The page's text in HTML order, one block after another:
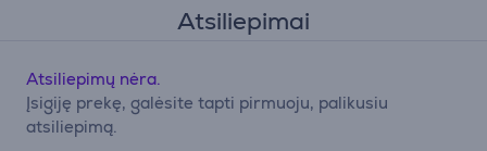
Atsiliepimai
Atsiliepimų nėra.
Įsigiję prekę, galėsite tapti pirmuoju, palikusiu
atsiliepimą.